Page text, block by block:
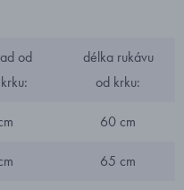
od
délka rukávu
od krku:
60 cm
65 cm